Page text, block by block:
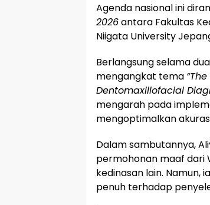
​Agenda nasional ini
2026antara Fakultas
Niigata University
​Berlangsung selama
mengangkat tema
Dentomaxillofacial
mengarah pada
mengoptimalkan
​Dalam sambutannya,
permohonan maaf dari
kedinasan lain. Namun,
penuh terhadap